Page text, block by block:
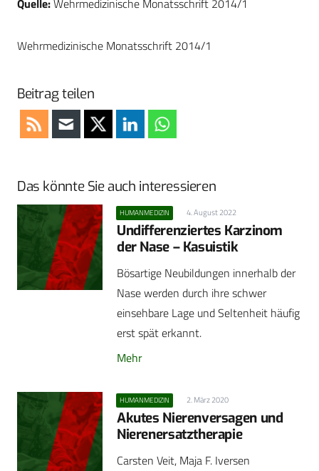
Quelle:Wehrmedizinische Monatsschrift 2014/1
Wehrmedizinische Monatsschrift 2014/1
Beitrag teilen
Das könnte Sie auch interessieren
HUMANMEDIZIN 4. August 2022
Undifferenziertes Karzinom
der Nase – Kasuistik
Bösartige Neubildungen innerhalb der
Nase werden durch ihre schwer
einsehbare Lage und Seltenheit häufig
erst spät erkannt.
Mehr
HUMANMEDIZIN 2. März 2020
Akutes Nierenversagen und
Nierenersatztherapie
Carsten Veit, Maja F. Iversen